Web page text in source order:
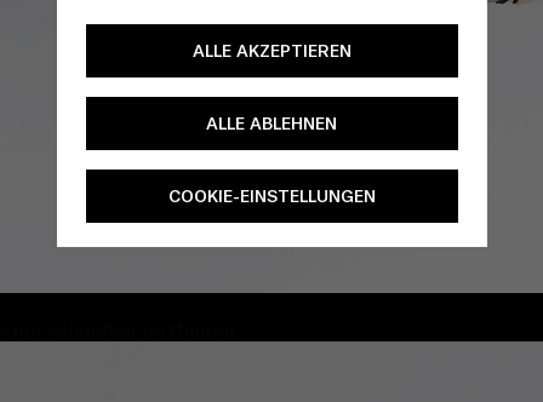
ALLE AKZEPTIEREN
ALLE ABLEHNEN
COOKIE-EINSTELLUNGEN